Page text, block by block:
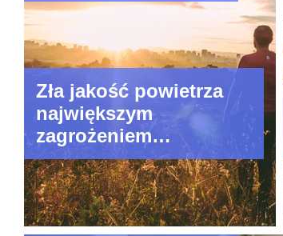
Zła jakość powietrza
największym
zagrożeniem
środowiskowym w
Europie